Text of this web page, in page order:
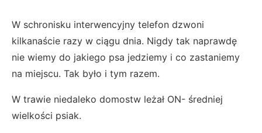
W schronisku interwencyjny telefon dzwoni
kilkanaście razy w ciągu dnia. Nigdy tak naprawdę
nie wiemy do jakiego psa jedziemy i co zastaniemy
na miejscu. Tak było i tym razem.
W trawie niedaleko domostw leżał ON- średniej
wielkości psiak.